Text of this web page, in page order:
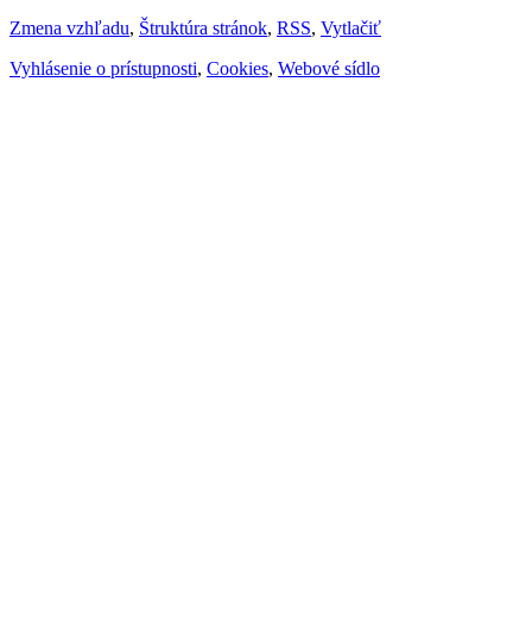
Zmena vzhľadu, Štruktúra stránok, RSS, Vytlačiť
Vyhlásenie o prístupnosti, Cookies, Webové sídlo